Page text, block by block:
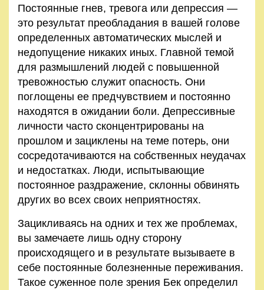
Постоянные гнев, тревога или депрессия —
это результат преобладания в вашей голове
определенных автоматических мыслей и
недопущение никаких иных. Главной темой
для размышлений людей с повышенной
тревожностью служит опасность. Они
поглощены ее предчувствием и постоянно
находятся в ожидании боли. Депрессивные
личности часто сконцентрированы на
прошлом и зациклены на теме потерь, они
сосредотачиваются на собственных неудачах
и недостатках. Люди, испытывающие
постоянное раздражение, склонны обвинять
других во всех своих неприятностях.
Зацикливаясь на одних и тех же проблемах,
вы замечаете лишь одну сторону
происходящего и в результате вызываете в
себе постоянные болезненные переживания.
Такое суженное поле зрения Бек определил